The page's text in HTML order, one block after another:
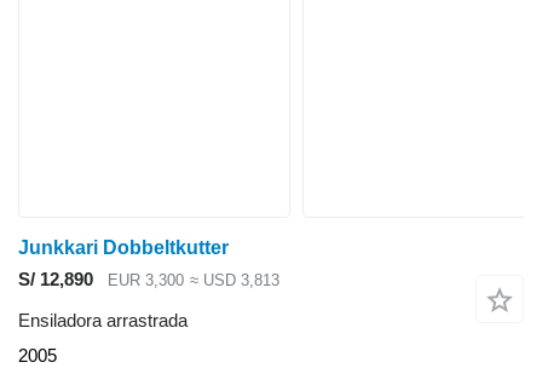
Junkkari Dobbeltkutter
S/ 12,890
EUR 3,300 ≈ USD 3,813
Ensiladora arrastrada
2005